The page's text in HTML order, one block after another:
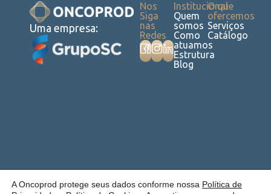
Uma empresa:
Institucional
Quem
somos
Como
atuamos
Estrutura
Blog
O que
ofercemos
Serviços
Catálogo
Nos
Siga
nas
Redes
Política deCookies
LaudosRecalls
E-
TrabalheDesenvolvido
A Oncoprod protege seus dados conforme nossa Política de